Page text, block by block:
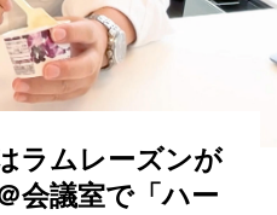
ラムレーズンが
会議室で「ハー